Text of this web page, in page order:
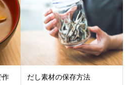
作
だし素材の保存方法